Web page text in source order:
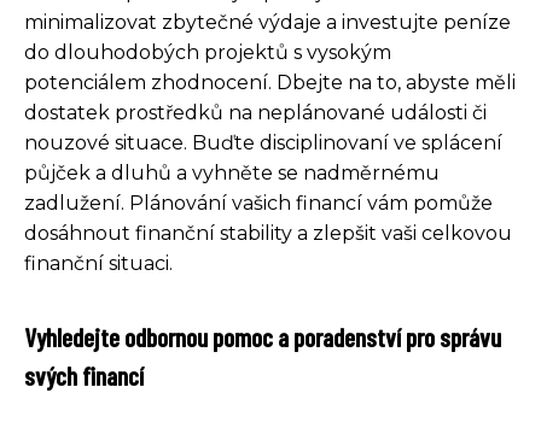
minimalizovat zbytečné výdaje a investujte peníze
do dlouhodobých projektů s vysokým
potenciálem zhodnocení. Dbejte na to, abyste měli
dostatek prostředků na neplánované události či
nouzové situace. Buďte disciplinovaní ve splácení
půjček a dluhů a vyhněte se nadměrnému
zadlužení. Plánování vašich financí vám pomůže
dosáhnout finanční stability a zlepšit vaši celkovou
finanční situaci.
Vyhledejte odbornou pomoc a poradenství pro správu
svých financí